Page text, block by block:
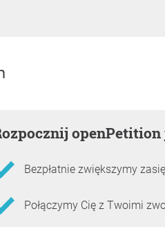
Rozpocznij
Bezpłatnie zwiększymy
Połączymy Cię z Twoimi